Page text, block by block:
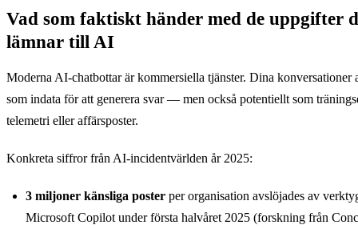
Vad som faktiskt händer med de uppgifter
lämnar till AI
Moderna AI-chatbottar är kommersiella tjänster. Dina konversationer
som indata för att generera svar — men också potentiellt som
telemetri eller affärsposter.
Konkreta siffror från AI-incidentvärlden år 2025:
3 miljoner känsliga poster per organisation avslöjades av
Microsoft Copilot under första halvåret 2025 (forskning från